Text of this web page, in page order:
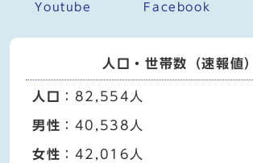
Youtube Facebook
人口・世帯数（速報値）
人口 ：82,554人
男性 ：40,538人
女性 ：42,016人